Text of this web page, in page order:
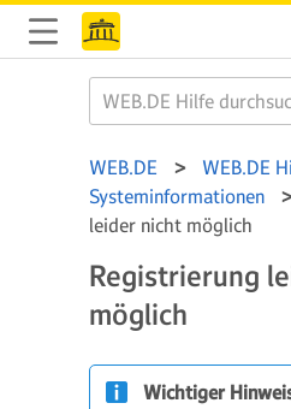
WEB.DE
WEB.DE
Systeminformationen
leider nicht möglich
Registrierung
möglich
Wichtiger